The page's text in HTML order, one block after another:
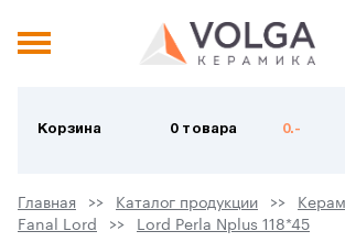
Корзина 0 товара 0.-
Главная Каталог продукции
Fanal Lord
Lord Perla Nplus 118*45